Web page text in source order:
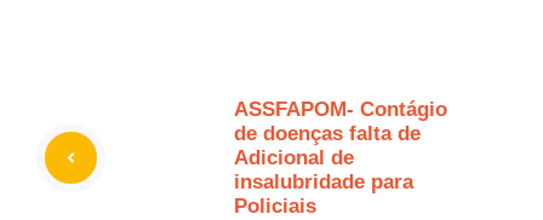
ASSFAPOM- Contágio
de doenças falta de
Adicional de
insalubridade para
Policiais